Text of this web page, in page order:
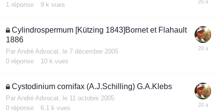
1 réponse 9 k vues
Cylindrospermum [Kützing 1843]Bornet et Flahault
1886
Par André Advocat
le 7 décembre 2005
0 réponse 10 k vues
Cystodinium cornifax (A.J.Schilling) G.A.Klebs
Par André Advocat
le 11 octobre 2005
0 réponse 6,1 k vues